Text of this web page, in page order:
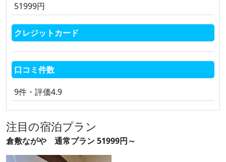
51999円
クレジットカード
口コミ件数
9件・評価4.9
注目の宿泊プラン
倉敷ながや 通常プラン 51999円～